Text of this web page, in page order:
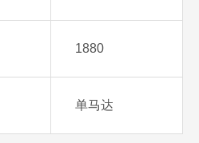
1880
单马达